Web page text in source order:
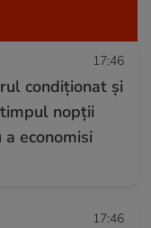
17:46
condiționat și
nopții
economisi
17:46